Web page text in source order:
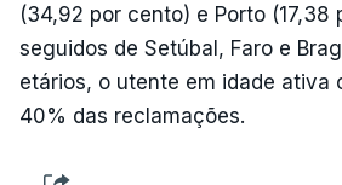
(34,92 por cento) e Porto (17,38
seguidos de Setúbal, Faro e
etários, o utente em idade ativa
40% das reclamações.